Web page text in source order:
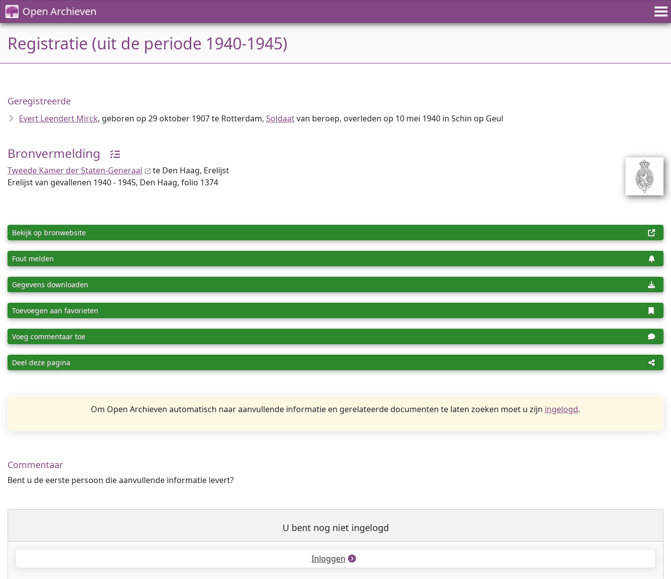
Open Archieven
Registratie (uit de periode 1940-1945)
Geregistreerde
Evert Leendert Mirck, geboren op 29 oktober 1907 te Rotterdam, Soldaatvan beroep, overleden op 10 mei 1940 in Schin op Geul
Bronvermelding
Tweede Kamer der Staten-Generaal
te Den Haag, Erelijst
Erelijst van gevallenen 1940 - 1945, Den Haag, folio 1374
Bekijk op bronwebsite
Fout melden
Gegevens downloaden
Toevoegen aan favorieten
Voeg commentaar toe
Deel deze pagina
Om Open Archieven automatisch naar aanvullende informatie en gerelateerde documenten te laten zoeken moet u zijn ingelogd.
Commentaar
Bent u de eerste persoon die aanvullende informatie levert?
U bent nog niet ingelogd
Inloggen